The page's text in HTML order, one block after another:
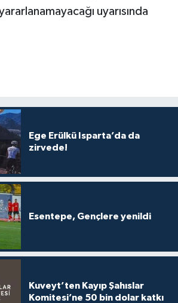
uyarısında
Ege Erülkü Isparta’da da
zirvede!
Esentepe, Gençlere yenildi
Kuveyt’ten Kayıp Şahıslar
Komitesi’ne 50 bin dolar katkı